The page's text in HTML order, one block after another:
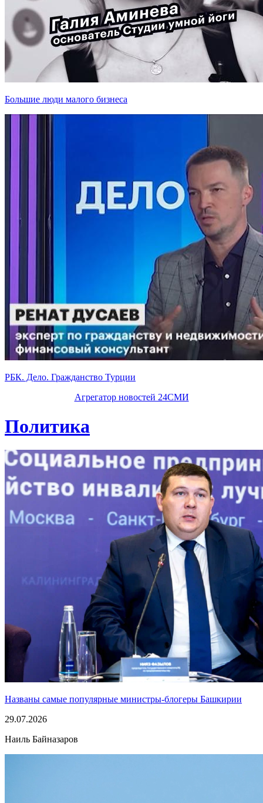
Большие люди малого бизнеса
РБК. Дело. Гражданство Турции
Агрегатор новостей 24СМИ
Политика
Названы самые популярные министры-блогеры Башкирии
29.07.2026
Наиль Байназаров